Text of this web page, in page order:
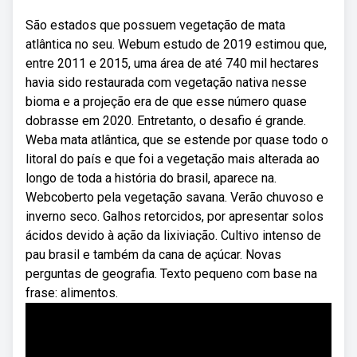
São estados que possuem vegetação de mata
atlântica no seu. Webum estudo de 2019 estimou que,
entre 2011 e 2015, uma área de até 740 mil hectares
havia sido restaurada com vegetação nativa nesse
bioma e a projeção era de que esse número quase
dobrasse em 2020. Entretanto, o desafio é grande.
Weba mata atlântica, que se estende por quase todo o
litoral do país e que foi a vegetação mais alterada ao
longo de toda a história do brasil, aparece na.
Webcoberto pela vegetação savana. Verão chuvoso e
inverno seco. Galhos retorcidos, por apresentar solos
ácidos devido à ação da lixiviação. Cultivo intenso de
pau brasil e também da cana de açúcar. Novas
perguntas de geografia. Texto pequeno com base na
frase: alimentos.